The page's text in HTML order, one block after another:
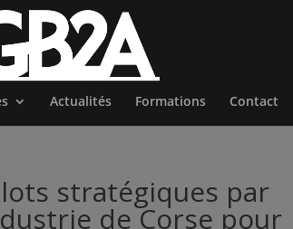
Actualités Formations Contact
stratégiques par
de Corse pour